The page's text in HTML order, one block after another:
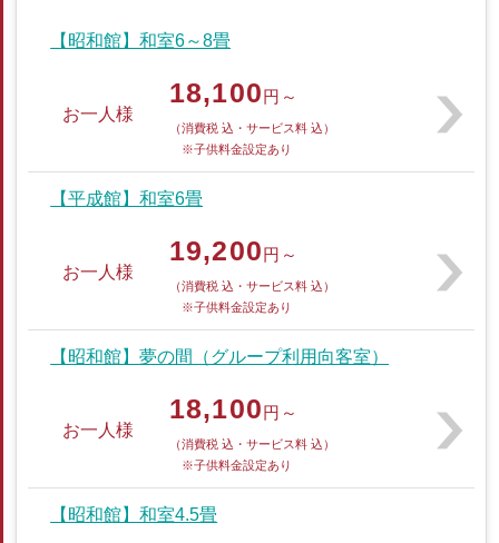
【昭和館】和室6～8畳
お一人様
18,100円～
（消費税 込・サービス料 込）
※子供料金設定あり
【平成館】和室6畳
お一人様
19,200円～
（消費税 込・サービス料 込）
※子供料金設定あり
【昭和館】夢の間（グループ利用向客室）
お一人様
18,100円～
（消費税 込・サービス料 込）
※子供料金設定あり
【昭和館】和室4.5畳